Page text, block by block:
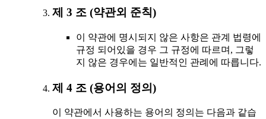
제 3 조 (약관외 준칙)
이 약관에 명시되지 않은 사항은 관계 법령에
규정 되어있을 경우 그 규정에 따르며, 그렇
지 않은 경우에는 일반적인 관례에 따릅니다.
제 4 조 (용어의 정의)
이 약관에서 사용하는 용어의 정의는 다음과 같습